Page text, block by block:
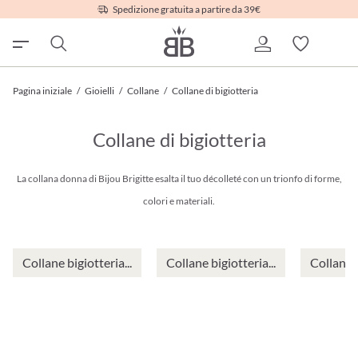
Spedizione gratuita a partire da 39€
Pagina iniziale / Gioielli / Collane / Collane di bigiotteria
Collane di bigiotteria
La collana donna di Bijou Brigitte esalta il tuo décolleté con un trionfo di forme,
colori e materiali.
Collane bigiotteria... Collane bigiotteria... Collane